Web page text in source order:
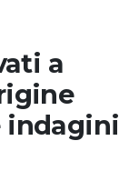
a
indagini